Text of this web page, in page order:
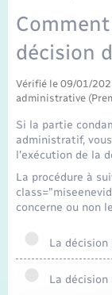
Organisation
Sécurité -
Seniors
Transports
Voirie et
décision
Vérifié le 09/01/
administrative
Si la partie
administratif,
l'exécution de la
La procédure à
concerne ou non
La décision
La décision